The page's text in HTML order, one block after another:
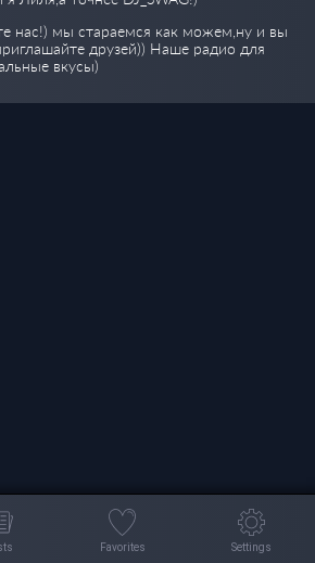
нас!) мы стараемся как можем,ну и вы
друзей)) Наше радио для
вкусы)
Favorites Settings